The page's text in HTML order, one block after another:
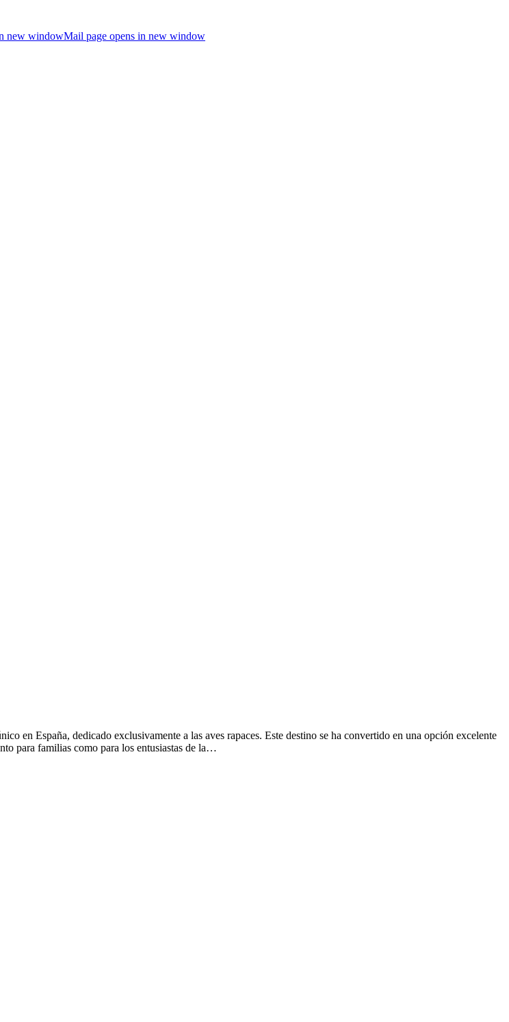
new windowMail page opens in new window
en España, dedicado exclusivamente a las aves rapaces. Este destino se ha convertido en una opción excelente
para familias como para los entusiastas de la…